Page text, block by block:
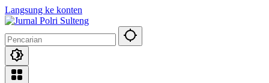
Langsung ke konten